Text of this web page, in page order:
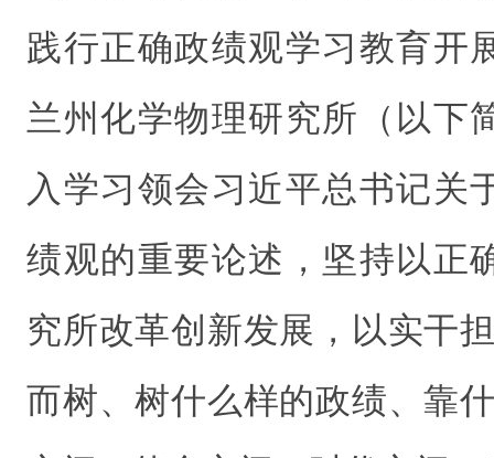
践行正确政绩观学习教育开
兰州化学物理研究所（以下
入学习领会习近平总书记关
绩观的重要论述，坚持以正
究所改革创新发展，以实干
而树、树什么样的政绩、靠